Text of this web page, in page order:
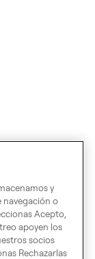
y
navegación o
Acepto,
apoyen los
socios
Rechazarlas